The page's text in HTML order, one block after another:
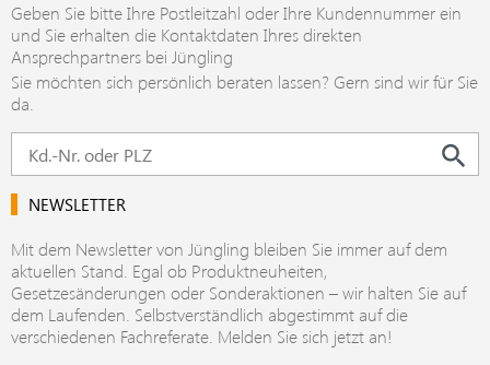
Geben Sie bitte Ihre Postleitzahl oder Ihre Kundennummer ein
und Sie erhalten die Kontaktdaten Ihres direkten
Ansprechpartners bei Jüngling
Sie möchten sich persönlich beraten lassen? Gern sind wir für Sie
da.
NEWSLETTER
Mit dem Newsletter von Jüngling bleiben Sie immer auf dem
aktuellen Stand. Egal ob Produktneuheiten,
Gesetzesänderungen oder Sonderaktionen – wir halten Sie auf
dem Laufenden. Selbstverständlich abgestimmt auf die
verschiedenen Fachreferate. Melden Sie sich jetzt an!